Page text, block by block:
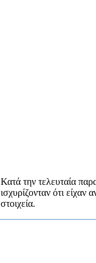
Κατά την τελευταία
ισχυρίζονταν ότι
στοιχεία.